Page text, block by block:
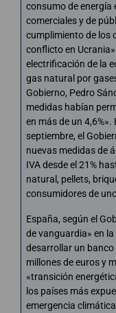
consumo de energía
comerciales y de
cumplimiento de los
conflicto en
electrificación de la
gas natural por
Gobierno, Pedro
medidas habían
en más de un
septiembre, el
nuevas medidas de
IVA desde el 21%
natural, pellets,
consumidores de
España, según el
de vanguardia» en
desarrollar un
millones de euros y
«transición
los países más
emergencia